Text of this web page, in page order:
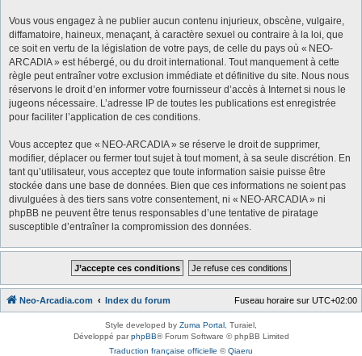
Vous vous engagez à ne publier aucun contenu injurieux, obscène, vulgaire,
diffamatoire, haineux, menaçant, à caractère sexuel ou contraire à la loi, que
ce soit en vertu de la législation de votre pays, de celle du pays où « NEO-
ARCADIA » est hébergé, ou du droit international. Tout manquement à cette
règle peut entraîner votre exclusion immédiate et définitive du site. Nous nous
réservons le droit d’en informer votre fournisseur d’accès à Internet si nous le
jugeons nécessaire. L’adresse IP de toutes les publications est enregistrée
pour faciliter l’application de ces conditions.
Vous acceptez que « NEO-ARCADIA » se réserve le droit de supprimer,
modifier, déplacer ou fermer tout sujet à tout moment, à sa seule discrétion. En
tant qu’utilisateur, vous acceptez que toute information saisie puisse être
stockée dans une base de données. Bien que ces informations ne soient pas
divulguées à des tiers sans votre consentement, ni « NEO-ARCADIA » ni
phpBB ne peuvent être tenus responsables d’une tentative de piratage
susceptible d’entraîner la compromission des données.
Neo-Arcadia.com Index du forum Fuseau horaire sur UTC+02:00
Style developed by Zuma Portal , Turaiel,
Développé parphpBB® Forum Software © phpBB Limited
Traduction française officielle ©Qiaeru